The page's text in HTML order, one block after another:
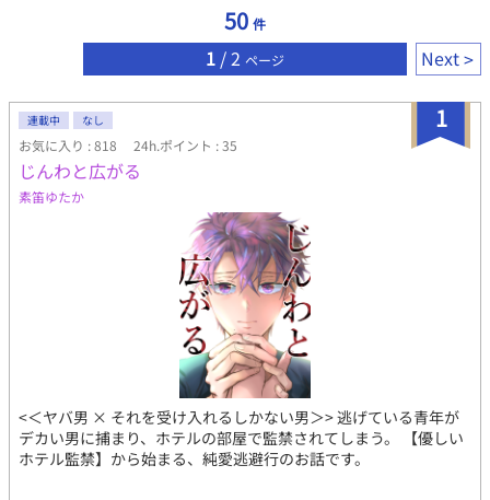
50 件
1 / 2 ページ Next
1
連載中 なし
お気に入り : 818 24h.ポイント : 35
じんわと広がる
素笛ゆたか
<＜ヤバ男 × それを受け入れるしかない男＞> 逃げている青年が
デカい男に捕まり、ホテルの部屋で監禁されてしまう。 【優しい
ホテル監禁】から始まる、純愛逃避行のお話です。